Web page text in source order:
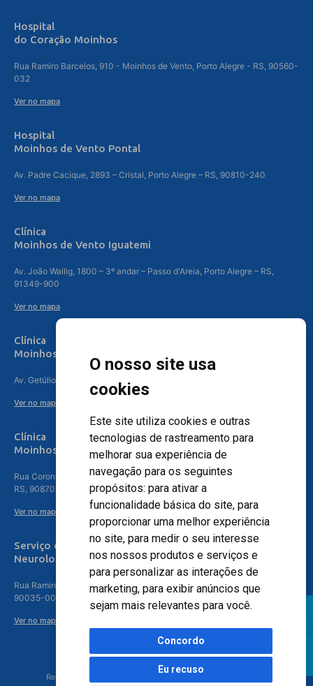
O nosso site usa
cookies
Este site utiliza cookies e outras
tecnologias de rastreamento para
melhorar sua experiência de
navegação para os seguintes
propósitos: para ativar a
funcionalidade básica do site, para
proporcionar uma melhor experiência
no site, para medir o seu interesse
nos nossos produtos e serviços e
para personalizar as interações de
marketing, para exibir anúncios que
sejam mais relevantes para você.
Concordo
Eu recuso
Hospital
do Coração Moinhos
Rua Ramiro Barcelos, 910 - Moinhos de Vento, Porto Alegre - RS, 90560-
032
Ver no mapa
Hospital
Moinhos de Vento Pontal
Av. Padre Cacique, 2893 – Cristal, Porto Alegre – RS, 90810-240
Ver no mapa
Clínica
Moinhos de Vento Iguatemi
Av. João Wallig, 1800 – 3º andar – Passo d'Areia, Porto Alegre – RS,
91349-900
Ver no mapa
Clínica
Moinhos de Vento Canoas
Av. Getúlio Vargas, 4841 – Centro, Canoas – RS, 92010-010
Ver no mapa
Clínica
Moinhos de Vento - Teresópolis
Rua Coronel Aparício Borges, 250 - 3º andar - Teresópolis, Porto Alegre -
RS, 90870-016
Ver no mapa
Serviço de
Neurologia
Rua Ramiro Barcelos, 630 – 5º andar – Floresta, Porto Alegre – RS,
90035-001
Ver no mapa
Responsável Técnico: Dr. Luiz Antonio Nasi - CREMERS 11217